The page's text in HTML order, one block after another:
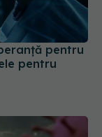
pentru
pentru